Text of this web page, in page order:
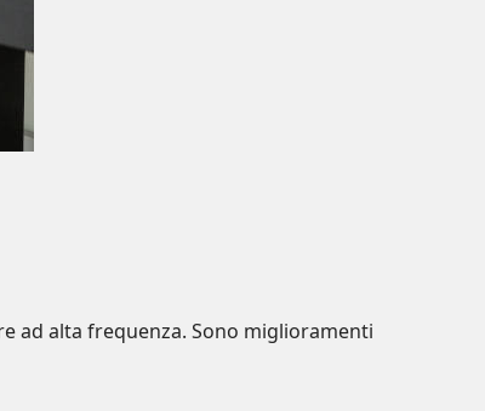
ad alta frequenza. Sono miglioramenti